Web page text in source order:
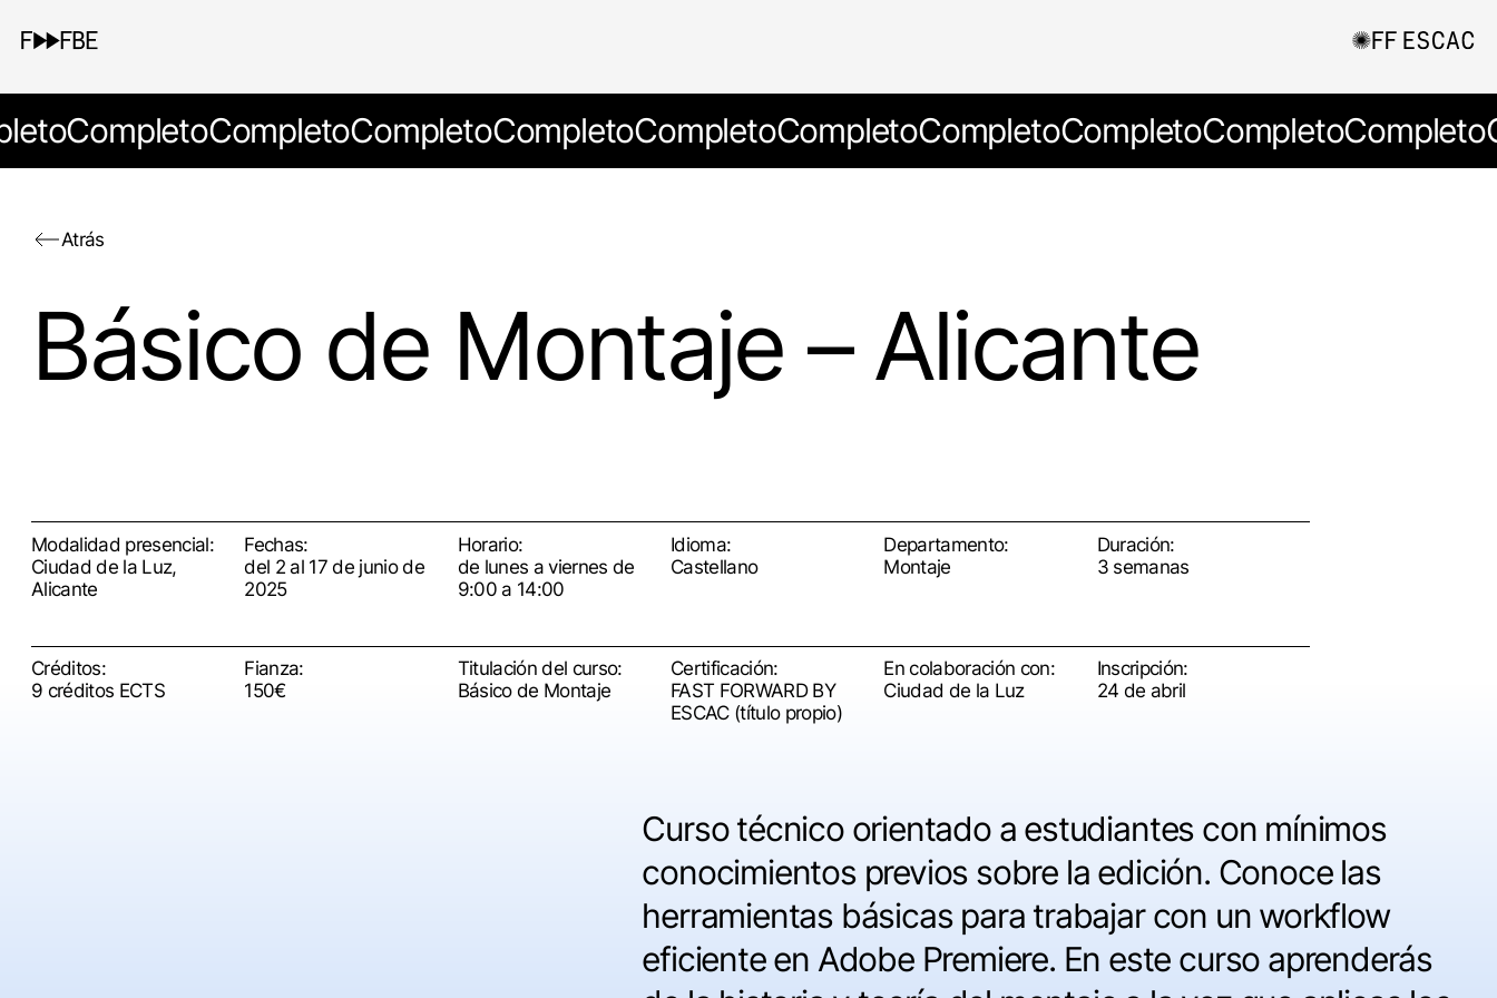
CompletoCompletoCompletoCompletoCompletoCompletoCompletoCompletoCompletoCompleto
Atrás
Básico de Montaje – Alicante
Modalidad presencial:
Ciudad de la Luz,
Alicante
Fechas:
del 2 al 17 de junio de
2025
Horario:
de lunes a viernes de
9:00 a 14:00
Idioma:
Castellano
Departamento:
Montaje
Duración:
3 semanas
Créditos:
9 créditos ECTS
Fianza:
150€
Titulación del curso:
Básico de Montaje
Certificación:
FAST FORWARD BY
ESCAC (título propio)
En colaboración con:
Ciudad de la Luz
Inscripción:
24 de abril
Curso técnico orientado a estudiantes con mínimos
conocimientos previos sobre la edición. Conocelas
herramientas básicaspara trabajarcon un workflow
eficiente en Adobe Premiere. En este curso aprenderás